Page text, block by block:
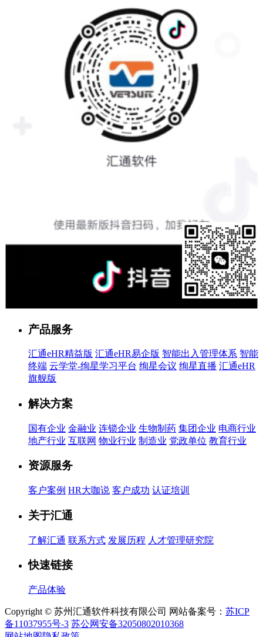
产品服务
汇通eHR精益版 汇通eHR易企版 智能出入管理体系 智能
终端 云学堂-绚星学习平台 绚星会议 绚星直播 汇通eHR
旗舰版
解决方案
国有企业 金融业 连锁企业 生物制药 集团企业 电商行业
地产行业 互联网 物业行业 制造业 党政单位 教育行业
资源服务
客户案例 HR大咖说 客户成功 认证培训
关于汇通
了解汇通 联系方式 发展历程 人才管理研究院
快速链接
产品体验
Copyright © 苏州汇通软件科技有限公司 网站备案号： 苏ICP
备11037955号-3 苏公网安备32050802010368